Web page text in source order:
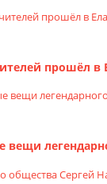
прошёл в